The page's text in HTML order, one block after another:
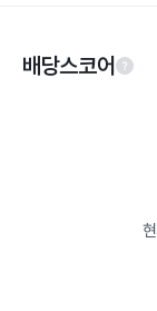
배당스코어